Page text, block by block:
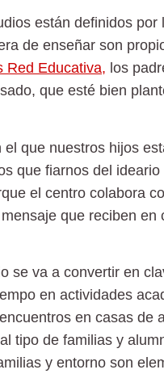
están definidos por
de enseñar son
Red Educativa, los
que esté bien
que nuestros hijos
que fiarnos del ideario
el centro colabora
que reciben en
se va a convertir en
en actividades
en casas de
tipo de familias y
y entorno son